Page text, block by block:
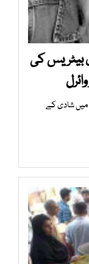
بیٹریس کی
دونوں نے ستمبر 2019 میں منگنی کی اور مئی 2020 میں شادی کے